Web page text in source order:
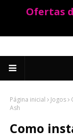
Ofertas
Página inicial Jogos
Ash
Como